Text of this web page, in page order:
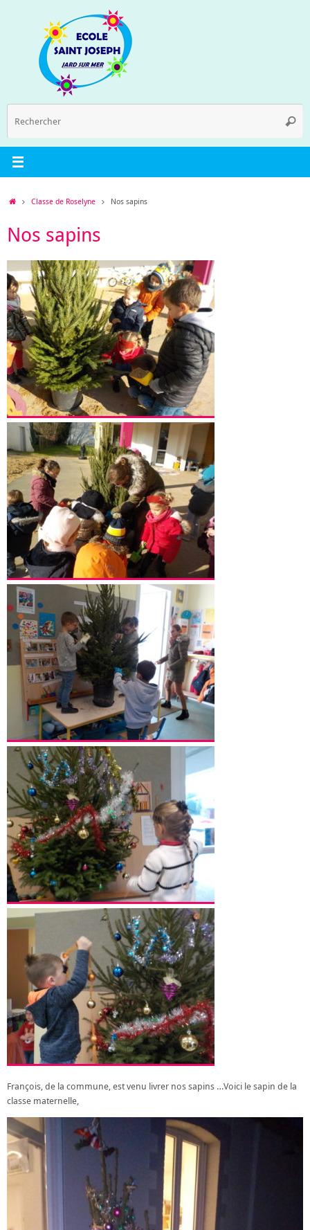
AccueilClasse de Roselyne Nos sapins
Nos sapins
François, de la commune, est venu livrer nos sapins …Voici le sapin de la
classe maternelle,